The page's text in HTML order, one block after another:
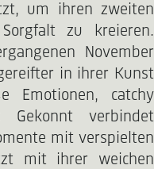
um ihren zweiten
zu kreieren.
November
in ihrer Kunst
Emotionen, catchy
Gekonnt verbindet
mit verspielten
mit ihrer weichen